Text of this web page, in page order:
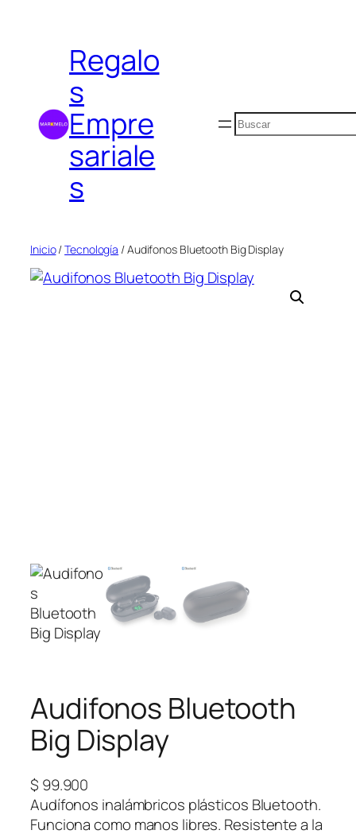
contenidoRegalo
s
Empre
sariale
s
Buscar
Inicio/Tecnología / Audifonos Bluetooth Big Display
Audifonos Bluetooth
Big Display
$ 99.900
Audífonos inalámbricos plásticos Bluetooth.
Funciona como manos libres. Resistente a la